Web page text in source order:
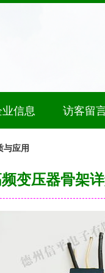
业信息 访客留
与应用
变压器骨架